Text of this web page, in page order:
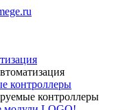
контроллеры
контроллеры